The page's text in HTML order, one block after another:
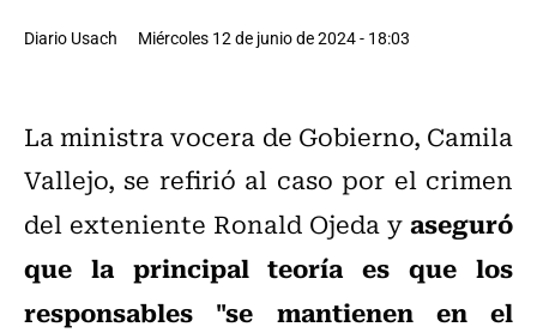
Diario Usach Miércoles 12 de junio de 2024 - 18:03
La ministra vocera de Gobierno, Camila
Vallejo, se refirió al caso por el crimen
del exteniente Ronald Ojeda yaseguró
que la principal teoría es que los
responsables "se mantienen en el